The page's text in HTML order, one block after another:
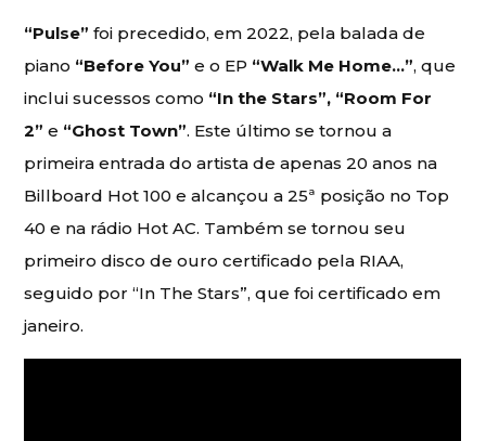
“Pulse” foi precedido, em 2022, pela balada de
piano “Before You”e o EP “Walk Me Home…”, que
inclui sucessos como “In the Stars”, “Room For
2” e “Ghost Town”. Este último se tornou a
primeira entrada do artista de apenas 20 anos na
Billboard Hot 100 e alcançou a 25ª posição no Top
40 e na rádio Hot AC. Também se tornou seu
primeiro disco de ouro certificado pela RIAA,
seguido por “In The Stars”, que foi certificado em
janeiro.